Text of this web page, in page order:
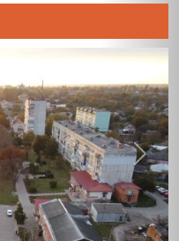
Next